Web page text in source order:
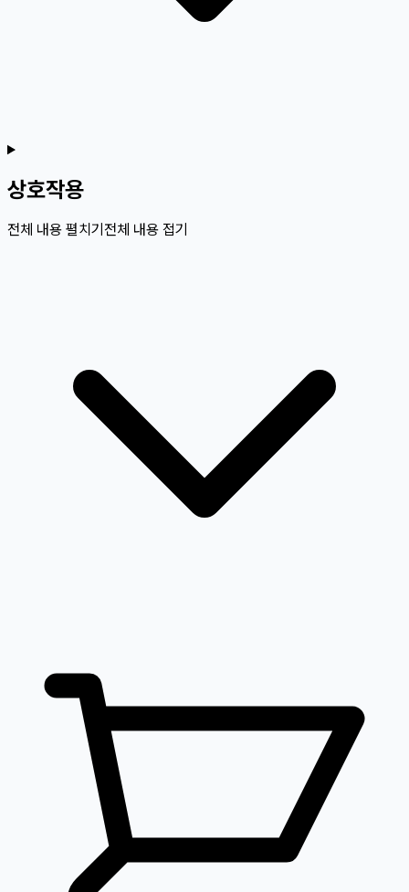
상호작용
전체 내용 펼치기전체 내용 접기